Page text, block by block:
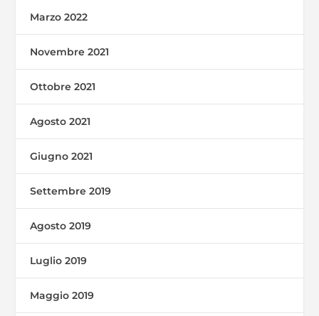
Marzo 2022
Novembre 2021
Ottobre 2021
Agosto 2021
Giugno 2021
Settembre 2019
Agosto 2019
Luglio 2019
Maggio 2019